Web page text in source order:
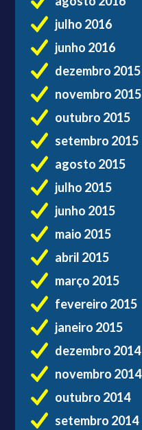
julho 2016
junho 2016
dezembro 2015
novembro 2015
outubro 2015
setembro 2015
agosto 2015
julho 2015
junho 2015
maio 2015
abril 2015
março 2015
fevereiro 2015
janeiro 2015
dezembro 2014
novembro 2014
outubro 2014
setembro 2014